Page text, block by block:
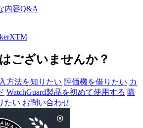
内容Q&A
XTM
ございませんか？
方法を知りたい 評価機を借りたい カ
WatchGuard製品を初めて使用する 購
たい お問い合わせ